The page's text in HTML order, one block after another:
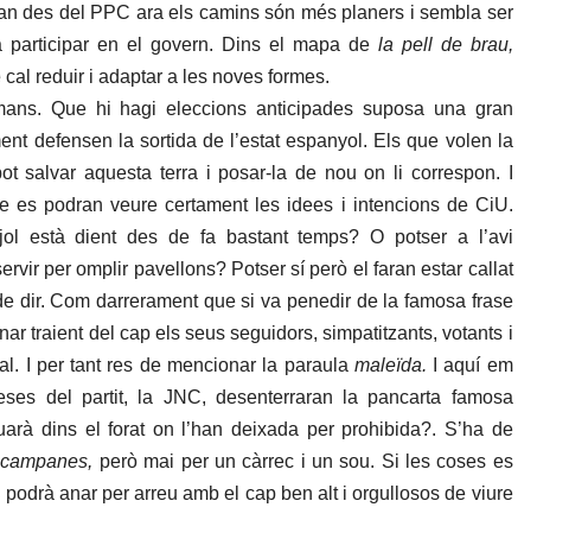
des del PPC ara els camins són més planers i sembla ser
participar en el govern. Dins el mapa de la pell de brau,
reduir i adaptar a les noves formes.
Que hi hagi eleccions anticipades suposa una gran
defensen la sortida de l’estat espanyol. Els que volen la
salvar aquesta terra i posar-la de nou on li correspon. I
es podran veure certament les idees i intencions de CiU.
està dient des de fa bastant temps? O potser a l’avi
per omplir pavellons? Potser sí però el faran estar callat
dir. Com darrerament que si va penedir de la famosa frase
traient del cap els seus seguidors, simpatitzants, votants i
I per tant res de mencionar la paraula maleïda.
I aquí em
del partit, la JNC, desenterraran la pancarta famosa
dins el forat on l’han deixada per prohibida?. S’ha de
però mai per un càrrec i un sou. Si les coses es
anar per arreu amb el cap ben alt i orgullosos de viure